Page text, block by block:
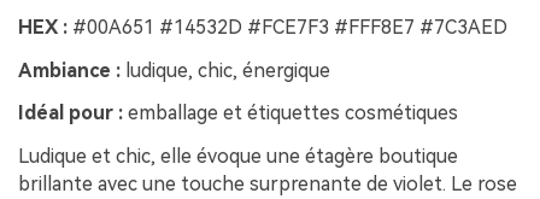
HEX : #00A651 #14532D #FCE7F3 #FFF8E7 #7C3AED
Ambiance : ludique, chic, énergique
Idéal pour : emballage et étiquettes cosmétiques
Ludique et chic, elle évoque une étagère boutique
brillante avec une touche surprenante de violet. Le rose